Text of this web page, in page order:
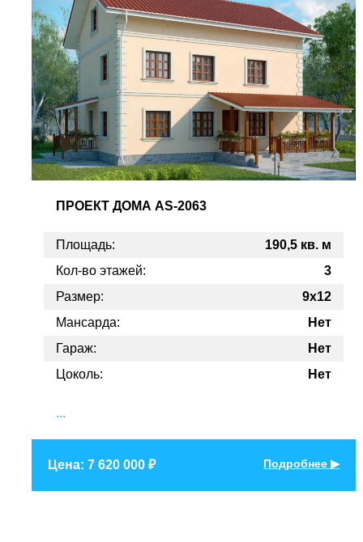
ПРОЕКТ ДОМА AS-2063
Площадь:
190,5 кв. м
Кол-во этажей:
3
Размер:
9x12
Мансарда:
Нет
Гараж:
Нет
Цоколь:
Нет
...
Цена: 7 620 000 ₽ Подробнее ▶